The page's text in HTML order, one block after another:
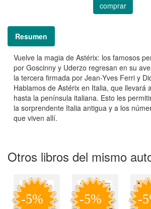
comprar
Resumen
Vuelve la magia de Astérix: los famosos
por Goscinny y Uderzo regresan en su
la tercera firmada por Jean-Yves Ferri y
Hablamos de Astérix en Italia, que llevará
hasta la península italiana. Esto les
la sorprendente Italia antigua y a los
que viven allí.
Otros libros del mismo